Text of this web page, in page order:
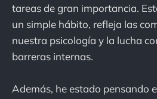
tareas de gran importancia.
un simple hábito, refleja las
nuestra psicología y la lucha
barreras internas.
Además, he estado pensando